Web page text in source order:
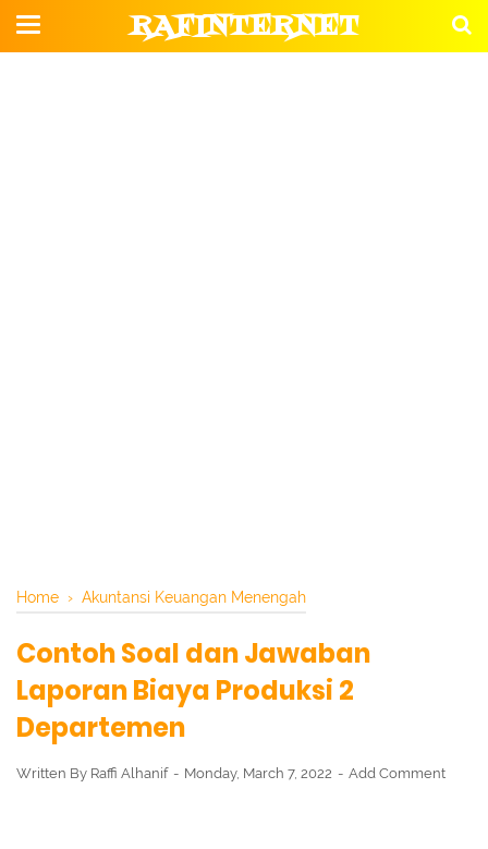
RAFINTERNET
Home › Akuntansi Keuangan Menengah
Contoh Soal dan Jawaban
Laporan Biaya Produksi 2
Departemen
Written By Raffi Alhanif Monday, March 7, 2022 Add Comment